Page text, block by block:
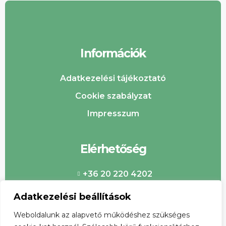
Adatkezelési beállítások
Weboldalunk az alapvető működéshez szükséges
Információk
Adatkezelési tájékoztató
Cookie szabályzat
Impresszum
Elérhetőség
+36 20 220 4202
info@csabaipiac.hu